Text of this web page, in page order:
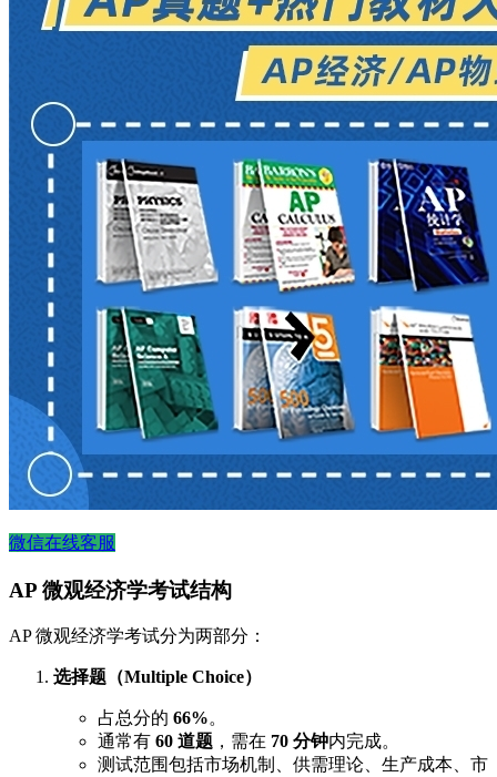
微信在线客服
AP 微观经济学考试结构
AP 微观经济学考试分为两部分：
选择题（Multiple Choice）
占总分的 66%。
通常有 60 道题 ，需在 70 分钟内完成。
测试范围包括市场机制、供需理论、生产成本、市